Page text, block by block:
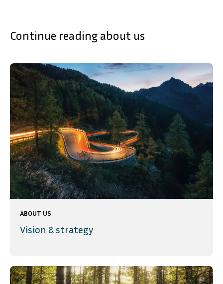
SVENSKA DEUTSCH
Continue reading about us
ABOUT US
Vision & strategy